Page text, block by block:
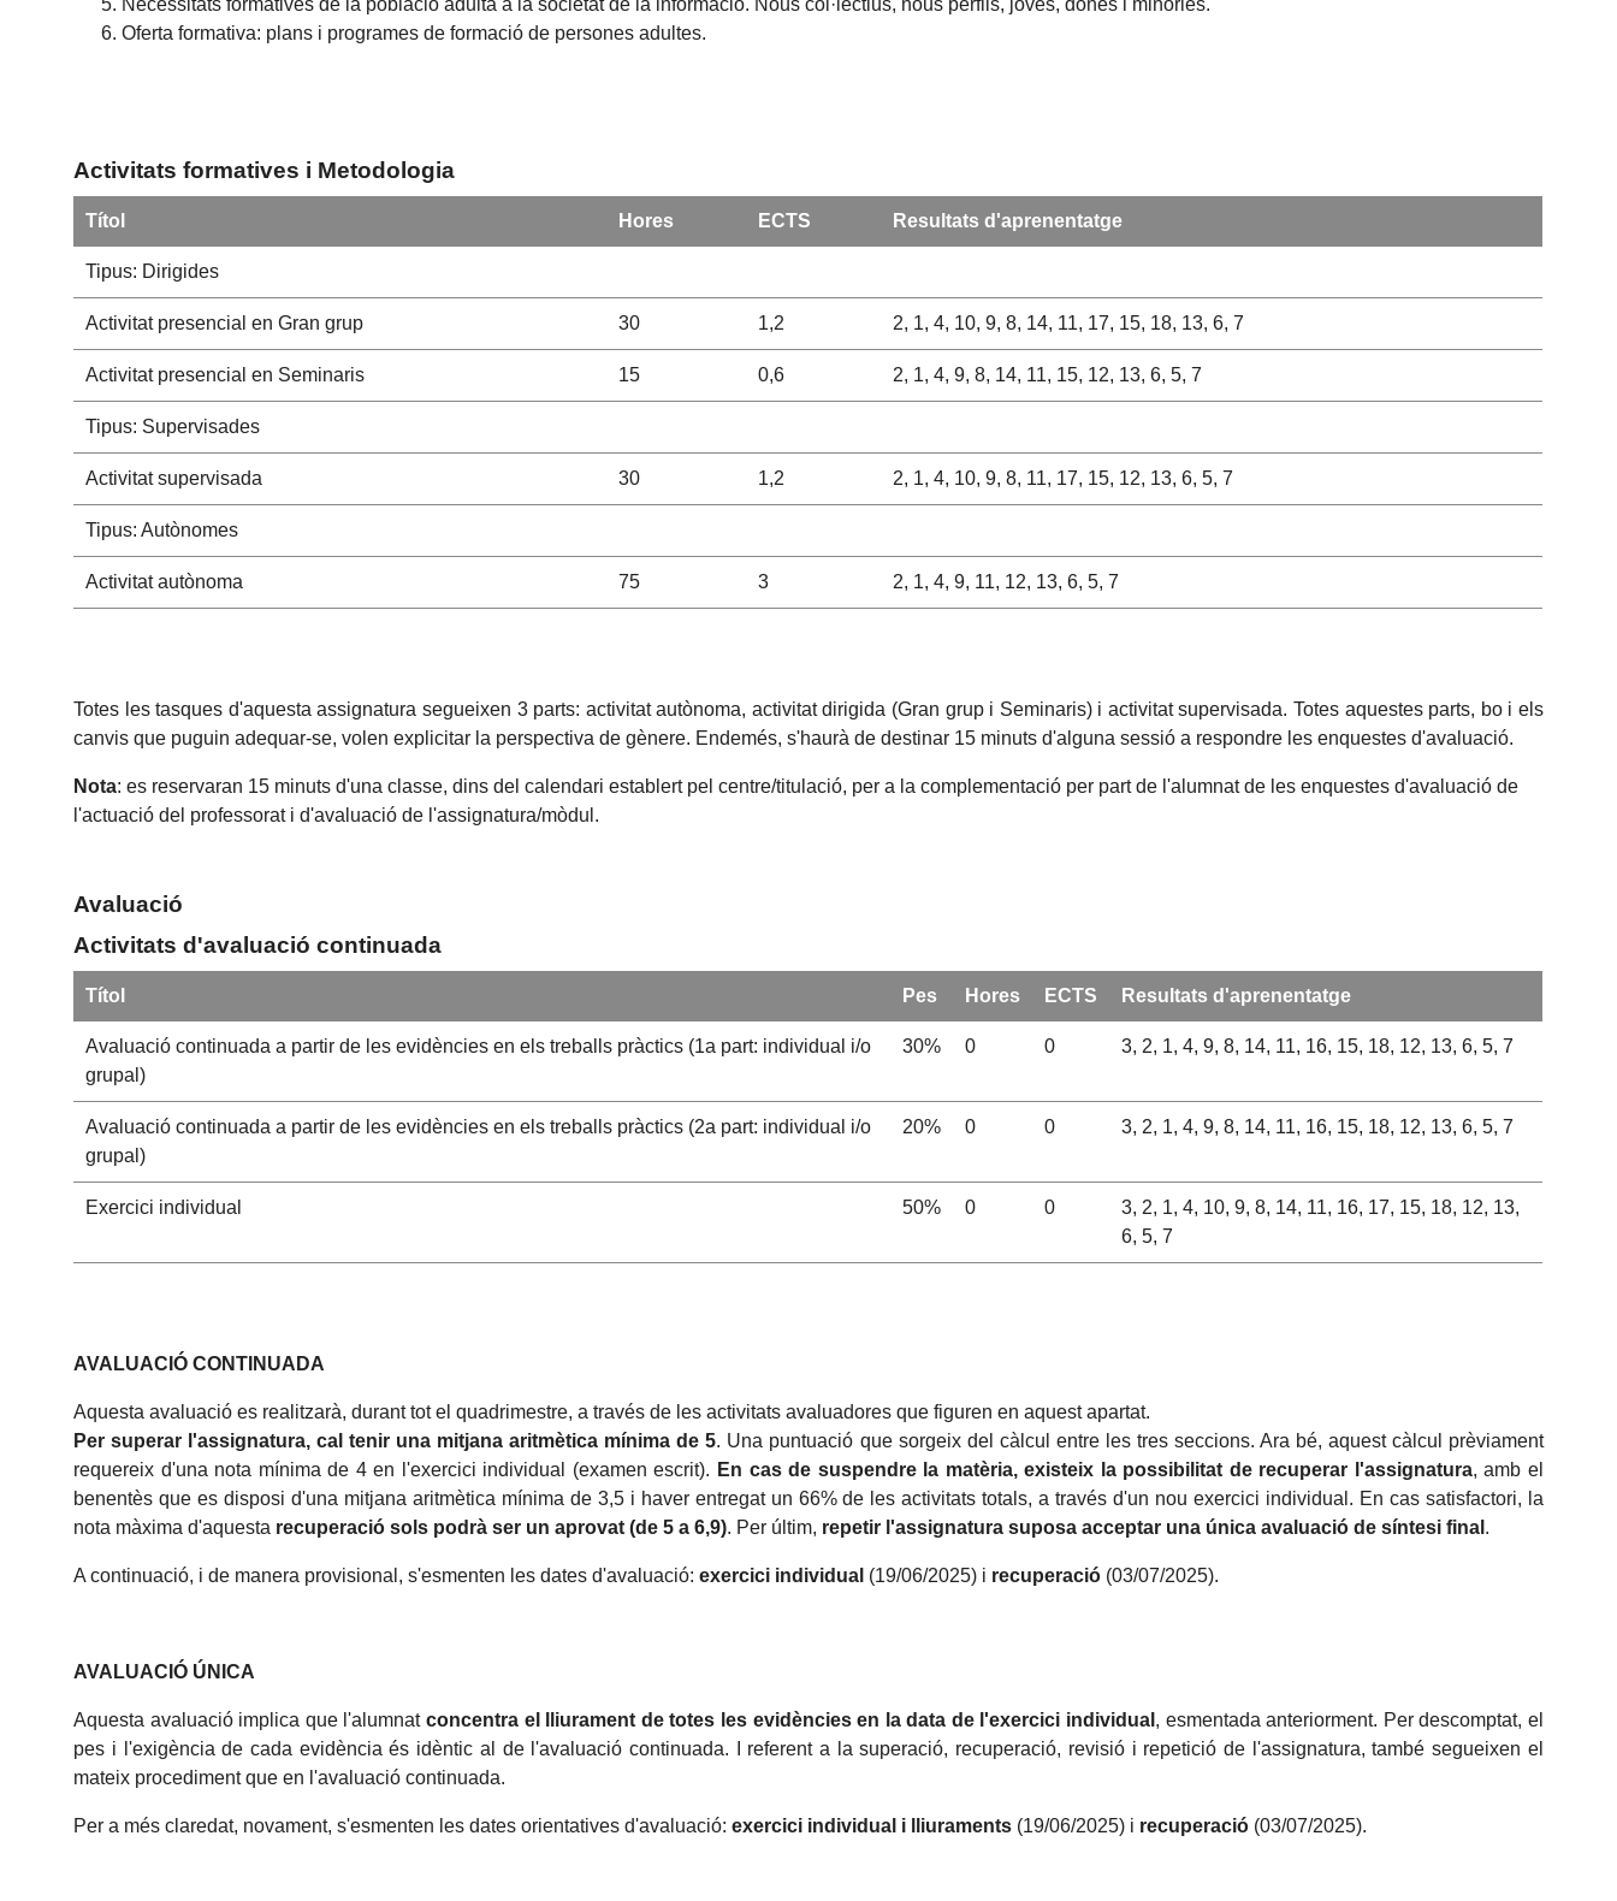
Necessitats formatives de la població adulta a la societat de la informació. Nous col·lectius, nous perfils, joves, dones i minories.
Oferta formativa: plans i programes de formació de persones adultes.
Activitats formatives i Metodologia
Títol Hores ECTS Resultats d'aprenentatge
Tipus: Dirigides
Activitat presencial en Gran grup 30 1,2 2, 1, 4, 10, 9, 8, 14, 11, 17, 15, 18, 13, 6, 7
Activitat presencial en Seminaris 15 0,6 2, 1, 4, 9, 8, 14, 11, 15, 12, 13, 6, 5, 7
Tipus: Supervisades
Activitat supervisada 30 1,2 2, 1, 4, 10, 9, 8, 11, 17, 15, 12, 13, 6, 5, 7
Tipus: Autònomes
Activitat autònoma 75 3 2, 1, 4, 9, 11, 12, 13, 6, 5, 7
Totes les tasques d'aquesta assignatura segueixen 3 parts: activitat autònoma, activitat dirigida (Gran grup i Seminaris) i activitat supervisada. Totes aquestes parts, bo i els
canvis que puguin adequar-se, volen explicitar la perspectiva de gènere. Endemés, s'haurà de destinar 15 minuts d'alguna sessió a respondre les enquestes d'avaluació.
Nota: es reservaran 15 minuts d'una classe, dins del calendari establert pel centre/titulació, per a la complementació per part de l'alumnat de les enquestes d'avaluació de
l'actuació del professorat i d'avaluació de l'assignatura/mòdul.
Avaluació
Activitats d'avaluació continuada
Títol Pes Hores ECTS Resultats d'aprenentatge
Avaluació continuada a partir de les evidències en els treballs pràctics (1a part: individual i/o
grupal)
30% 0 0 3, 2, 1, 4, 9, 8, 14, 11, 16, 15, 18, 12, 13, 6, 5, 7
Avaluació continuada a partir de les evidències en els treballs pràctics (2a part: individual i/o
grupal)
20% 0 0 3, 2, 1, 4, 9, 8, 14, 11, 16, 15, 18, 12, 13, 6, 5, 7
Exercici individual 50% 0 0
3, 2, 1, 4, 10, 9, 8, 14, 11, 16, 17, 15, 18, 12, 13,
6, 5, 7
AVALUACIÓ CONTINUADA
Aquesta avaluació es realitzarà, durant tot el quadrimestre, a través de les activitats avaluadores que figuren en aquest apartat.
Per superar l'assignatura, cal tenir una mitjana aritmètica mínima de 5. Una puntuació que sorgeix del càlcul entre les tres seccions. Ara bé, aquest càlcul prèviament
requereix d'una nota mínima de 4 en l'exercici individual (examen escrit). En cas de suspendre la matèria, existeix la possibilitat de recuperar l'assignatura, amb el
benentès que es disposi d'una mitjana aritmètica mínima de 3,5 i haver entregat un 66% de les activitats totals, a través d'un nou exercici individual. En cas satisfactori, la
nota màxima d'aquesta recuperació sols podrà ser un aprovat (de 5 a 6,9). Per últim, repetir l'assignatura suposa acceptar una única avaluació de síntesi final .
A continuació, i de manera provisional, s'esmenten les dates d'avaluació:exercici individual (19/06/2025) i recuperació (03/07/2025).
AVALUACIÓ ÚNICA
Aquesta avaluació implica que l'alumnatconcentra el lliurament de totes les evidències en la data de l'exercici individual , esmentada anteriorment. Per descomptat, el
pes i l'exigència de cada evidència és idèntic al de l'avaluació continuada. I referent a la superació, recuperació, revisió i repetició de l'assignatura, també segueixen el
mateix procediment que en l'avaluació continuada.
Per a més claredat, novament, s'esmenten les dates orientatives d'avaluació:exercici individual i lliuraments (19/06/2025) i recuperació (03/07/2025).